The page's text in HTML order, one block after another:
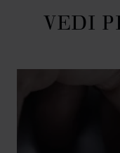
VEDI